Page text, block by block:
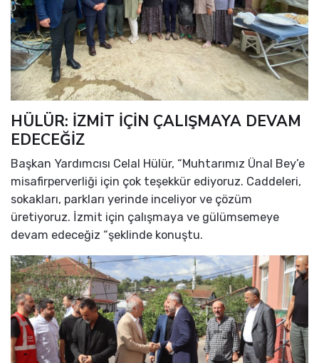
HÜLÜR: İZMİT İÇİN ÇALIŞMAYA DEVAM
EDECEĞİZ
Başkan Yardımcısı Celal Hülür, “Muhtarımız Ünal Bey’e
misafirperverliği için çok teşekkür ediyoruz. Caddeleri,
sokakları, parkları yerinde inceliyor ve çözüm
üretiyoruz. İzmit için çalışmaya ve gülümsemeye
devam edeceğiz “şeklinde konuştu.